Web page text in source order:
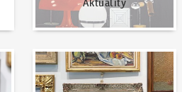
Aktuality
Nabídnout dílo